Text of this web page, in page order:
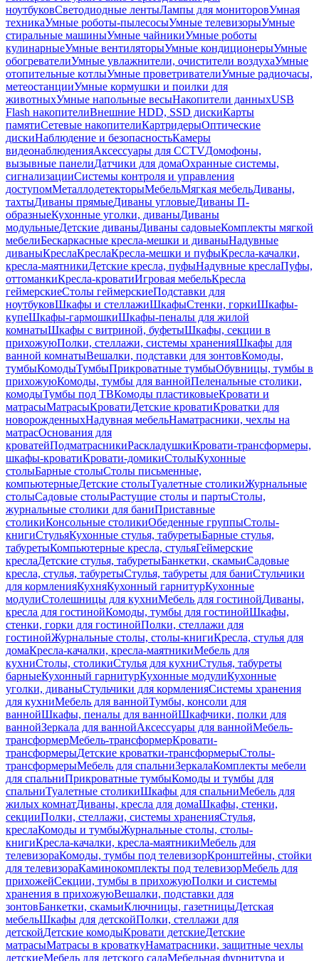
ноутбуковСветодиодные лентыЛампы для мониторовУмная
техникаУмные роботы-пылесосыУмные телевизорыУмные
стиральные машиныУмные чайникиУмные роботы
кулинарныеУмные вентиляторыУмные кондиционерыУмные
обогревателиУмные увлажнители, очистители воздухаУмные
отопительные котлыУмные проветривателиУмные радиочасы,
метеостанцииУмные кормушки и поилки для
животныхУмные напольные весыНакопители данныхUSB
Flash накопителиВнешние HDD, SSD дискиКарты
памятиСетевые накопителиКартридерыОптические
дискиНаблюдение и безопасностьКамеры
видеонаблюденияАксессуары для CCTVДомофоны,
вызывные панелиДатчики для домаОхранные системы,
сигнализацииСистемы контроля и управления
доступомМеталлодетекторыМебельМягкая мебельДиваны,
тахтыДиваны прямыеДиваны угловыеДиваны П-
образныеКухонные уголки, диваныДиваны
модульныеДетские диваныДиваны садовыеКомплекты мягкой
мебелиБескаркасные кресла-мешки и диваныНадувные
диваныКреслаКреслаКресла-мешки и пуфыКресла-качалки,
кресла-маятникиДетские кресла, пуфыНадувные креслаПуфы,
оттоманкиКресла-кроватиИгровая мебельКресла
геймерскиеСтолы геймерскиеПодставки для
ноутбуковШкафы и стеллажиШкафыСтенки, горкиШкафы-
купеШкафы-гармошкиШкафы-пеналы для жилой
комнатыШкафы с витриной, буфетыШкафы, секции в
прихожуюПолки, стеллажи, системы храненияШкафы для
ванной комнатыВешалки, подставки для зонтовКомоды,
тумбыКомодыТумбыПрикроватные тумбыОбувницы, тумбы в
прихожуюКомоды, тумбы для ваннойПеленальные столики,
комодыТумбы под ТВКомоды пластиковыеКровати и
матрасыМатрасыКроватиДетские кроватиКроватки для
новорожденныхНадувная мебельНаматрасники, чехлы на
матрасОснования для
кроватейПодматрасникиРаскладушкиКровати-трансформеры,
шкафы-кроватиКровати-домикиСтолыКухонные
столыБарные столыСтолы письменные,
компьютерныеДетские столыТуалетные столикиЖурнальные
столыСадовые столыРастущие столы и партыСтолы,
журнальные столики для баниПриставные
столикиКонсольные столикиОбеденные группыСтолы-
книгиСтульяКухонные стулья, табуретыБарные стулья,
табуретыКомпьютерные кресла, стульяГеймерские
креслаДетские стулья, табуретыБанкетки, скамьиСадовые
кресла, стулья, табуретыСтулья, табуреты для баниСтульчики
для кормленияКухняКухонный гарнитурКухонные
модулиСтолешницы для кухниМебель для гостинойДиваны,
кресла для гостинойКомоды, тумбы для гостинойШкафы,
стенки, горки для гостинойПолки, стеллажи для
гостинойЖурнальные столы, столы-книгиКресла, стулья для
домаКресла-качалки, кресла-маятникиМебель для
кухниСтолы, столикиСтулья для кухниСтулья, табуреты
барныеКухонный гарнитурКухонные модулиКухонные
уголки, диваныСтульчики для кормленияСистемы хранения
для кухниМебель для ваннойТумбы, консоли для
ваннойШкафы, пеналы для ваннойШкафчики, полки для
ваннойЗеркала для ваннойАксессуары для ваннойМебель-
трансформерМебель-трансформерКровати-
трансформерыДетские кроватки-трансформерыСтолы-
трансформерыМебель для спальниЗеркалаКомплекты мебели
для спальниПрикроватные тумбыКомоды и тумбы для
спальниТуалетные столикиШкафы для спальниМебель для
жилых комнатДиваны, кресла для домаШкафы, стенки,
секцииПолки, стеллажи, системы храненияСтулья,
креслаКомоды и тумбыЖурнальные столы, столы-
книгиКресла-качалки, кресла-маятникиМебель для
телевизораКомоды, тумбы под телевизорКронштейны, стойки
для телевизораКаминокомплекты под телевизорМебель для
прихожейСекции, тумбы в прихожуюПолки и системы
хранения в прихожуюВешалки, подставки для
зонтовБанкетки, скамьиКлючницы, газетницыДетская
мебельШкафы для детскойПолки, стеллажи для
детскойДетские комодыКровати детскиеДетские
матрасыМатрасы в кроваткуНаматрасники, защитные чехлы
детскиеМебель для детского садаМебельная фурнитура и